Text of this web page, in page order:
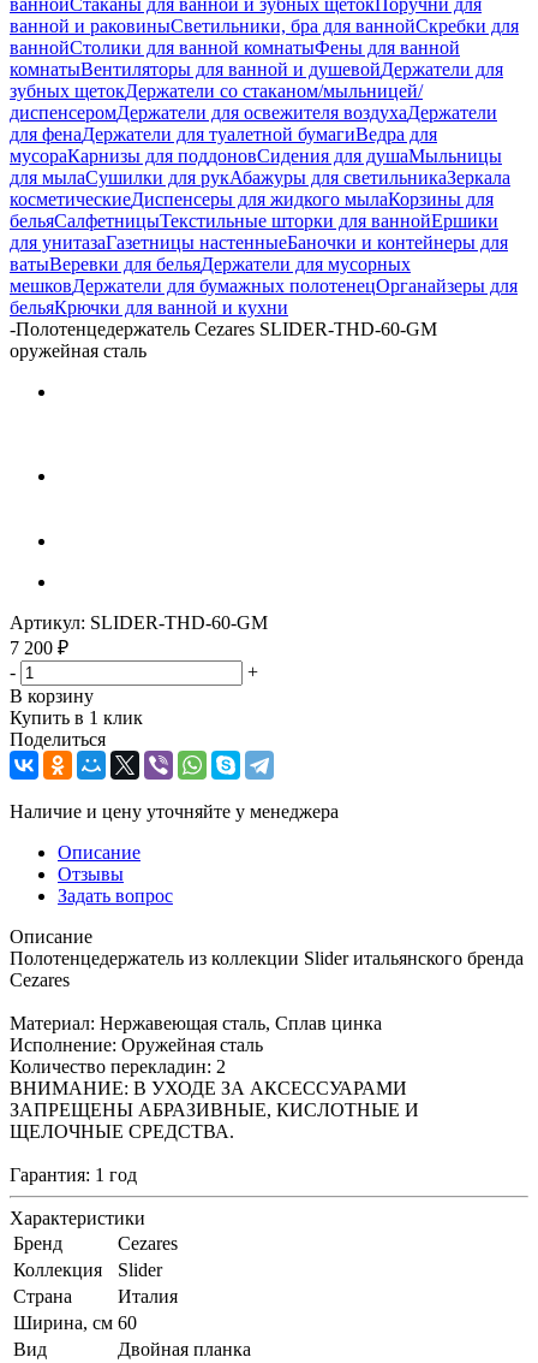
ванной и раковиныСветильники, бра для ваннойСкребки для
ваннойСтолики для ванной комнатыФены для ванной
комнатыВентиляторы для ванной и душевойДержатели для
зубных щетокДержатели со стаканом/мыльницей/
диспенсеромДержатели для освежителя воздухаДержатели
для фенаДержатели для туалетной бумагиВедра для
мусораКарнизы для поддоновСидения для душаМыльницы
для мылаСушилки для рукАбажуры для светильникаЗеркала
косметическиеДиспенсеры для жидкого мылаКорзины для
бельяСалфетницыТекстильные шторки для ваннойЕршики
для унитазаГазетницы настенныеБаночки и контейнеры для
ватыВеревки для бельяДержатели для мусорных
мешковДержатели для бумажных полотенецОрганайзеры для
бельяКрючки для ванной и кухни
-Полотенцедержатель Cezares SLIDER-THD-60-GM
оружейная сталь
Артикул: SLIDER-THD-60-GM
7 200 ₽
-
+
В корзину
Купить в 1 клик
Поделиться
Наличие и цену уточняйте у менеджера
Описание
Отзывы
Задать вопрос
Описание
Полотенцедержатель из коллекции Slider итальянского бренда
Cezares
Материал: Нержавеющая сталь, Сплав цинка
Исполнение: Оружейная сталь
Количество перекладин: 2
ВНИМАНИЕ: В УХОДЕ ЗА АКСЕССУАРАМИ
ЗАПРЕЩЕНЫ АБРАЗИВНЫЕ, КИСЛОТНЫЕ И
ЩЕЛОЧНЫЕ СРЕДСТВА.
Гарантия: 1 год
Характеристики
Бренд
Cezares
Коллекция
Slider
Страна
Италия
Ширина, см 60
Вид
Двойная планка